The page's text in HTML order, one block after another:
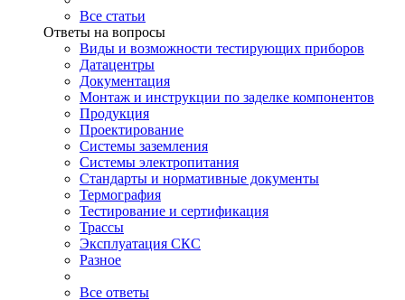
Все статьи
Ответы на вопросы
Виды и возможности тестирующих приборов
Датацентры
Документация
Монтаж и инструкции по заделке компонентов
Продукция
Проектирование
Системы заземления
Системы электропитания
Стандарты и нормативные документы
Термография
Тестирование и сертификация
Трассы
Эксплуатация СКС
Разное
Все ответы